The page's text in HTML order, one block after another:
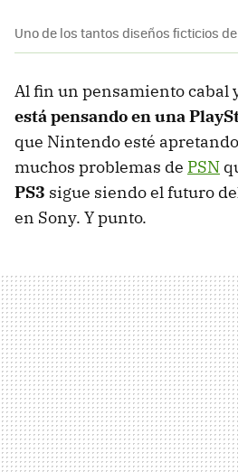
Uno de los tantos diseños ficticios de
Al fin un pensamiento cabal
está pensando en una
que Nintendo esté
muchos problemas de PSN
PS3 sigue siendo el futuro
en Sony. Y punto.